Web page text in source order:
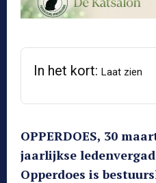
In het kort: Laat zien
OPPERDOES, 30
jaarlijkse
Opperdoes is